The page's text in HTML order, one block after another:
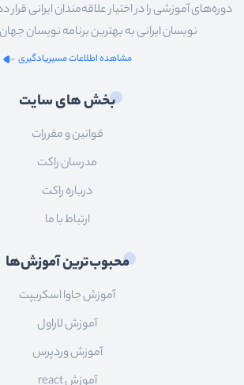
دوره‌های آموزشی را در اختیار علاقه‌مندان ایرانی
نویسان ایرانی به بهترین برنامه نویسان
مشاهده اطلاعات مسیریادگیری
بخش های سایت
قوانین و مقررات
مدرسان راکت
درباره راکت
ارتباط با ما
محبوب‌ترین آموزش‌ها
آموزش جاوا اسکریپت
آموزش لاراول
آموزش وردپرس